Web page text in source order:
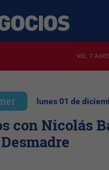
VIE. 7
lunes 01 de
con Nicolás